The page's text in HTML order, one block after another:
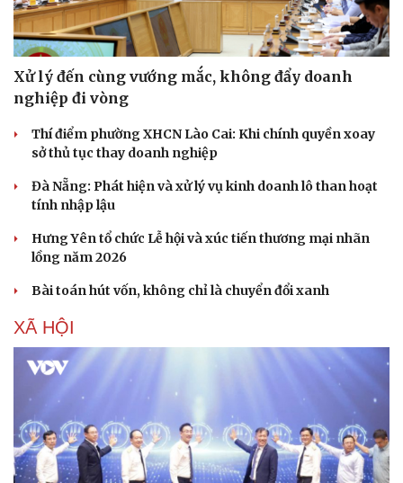
Xử lý đến cùng vướng mắc, không đẩy doanh
nghiệp đi vòng
Thí điểm phường XHCN Lào Cai: Khi chính quyền xoay
sở thủ tục thay doanh nghiệp
Đà Nẵng: Phát hiện và xử lý vụ kinh doanh lô than hoạt
tính nhập lậu
Hưng Yên tổ chức Lễ hội và xúc tiến thương mại nhãn
lồng năm 2026
Bài toán hút vốn, không chỉ là chuyển đổi xanh
XÃ HỘI